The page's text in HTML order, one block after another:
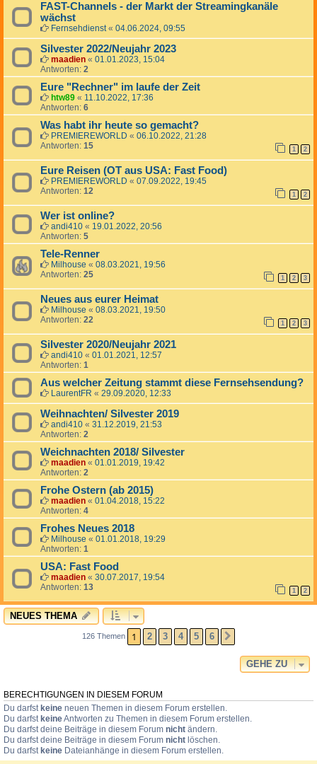
FAST-Channels - der Markt der Streamingkanäle
wächst
Fernsehdienst« 04.06.2024, 09:55
Silvester 2022/Neujahr 2023
maadien « 01.01.2023, 15:04
Antworten: 2
Eure "Rechner" im laufe der Zeit
htw89 « 11.10.2022, 17:36
Antworten: 6
Was habt ihr heute so gemacht?
PREMIEREWORLD « 06.10.2022, 21:28
Antworten: 15 1 2
Eure Reisen (OT aus USA: Fast Food)
PREMIEREWORLD « 07.09.2022, 19:45
Antworten: 12 1 2
Wer ist online?
andi410 « 19.01.2022, 20:56
Antworten: 5
Tele-Renner
Milhouse « 08.03.2021, 19:56
Antworten: 25 1 2 3
Neues aus eurer Heimat
Milhouse « 08.03.2021, 19:50
Antworten: 22 1 2 3
Silvester 2020/Neujahr 2021
andi410 « 01.01.2021, 12:57
Antworten: 1
Aus welcher Zeitung stammt diese Fernsehsendung?
LaurentFR « 29.09.2020, 12:33
Weihnachten/ Silvester 2019
andi410 « 31.12.2019, 21:53
Antworten: 2
Weichnachten 2018/ Silvester
maadien « 01.01.2019, 19:42
Antworten: 2
Frohe Ostern (ab 2015)
maadien « 01.04.2018, 15:22
Antworten: 4
Frohes Neues 2018
Milhouse « 01.01.2018, 19:29
Antworten: 1
USA: Fast Food
maadien « 30.07.2017, 19:54
Antworten: 13 1 2
NEUES THEMA
126 Themen 1 2 3 4 5 6
GEHE ZU
BERECHTIGUNGEN IN DIESEM FORUM
Du darfst keine neuen Themen in diesem Forum erstellen.
Du darfst keineAntworten zu Themen in diesem Forum erstellen.
Du darfst deine Beiträge in diesem Forum nicht ändern.
Du darfst deine Beiträge in diesem Forum nicht löschen.
Du darfst keine Dateianhänge in diesem Forum erstellen.